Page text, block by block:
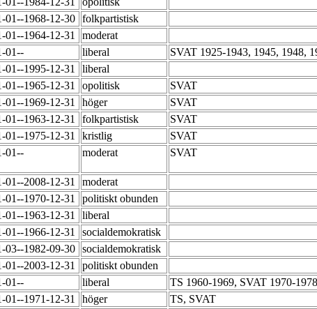
01--1968-12-30 folkpartistisk
01--1964-12-31 moderat
01-- liberal SVAT 1925-1943, 1945, 1948,
01--1995-12-31 liberal
01--1965-12-31 opolitisk SVAT
01--1969-12-31 höger SVAT
01--1963-12-31 folkpartistisk SVAT
01--1975-12-31 kristlig SVAT
01-- moderat SVAT
01--2008-12-31 moderat
01--1970-12-31 politiskt obunden
01--1963-12-31 liberal
01--1966-12-31 socialdemokratisk
03--1982-09-30 socialdemokratisk
01--2003-12-31 politiskt obunden
01-- liberal TS 1960-1969, SVAT 1970-
01--1971-12-31 höger TS, SVAT